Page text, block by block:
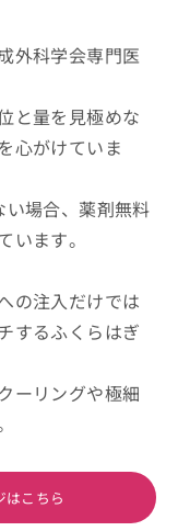
外科学会専門医
と量を見極めな
心がけていま
場合、薬剤無料
います。
の注入だけでは
するふくらはぎ
ーリングや極細
こちら